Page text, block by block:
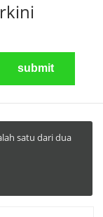
satu dari dua